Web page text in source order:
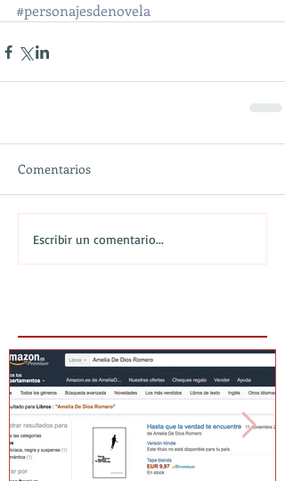
#personajesdenovela
Comentarios
Escribir un comentario...